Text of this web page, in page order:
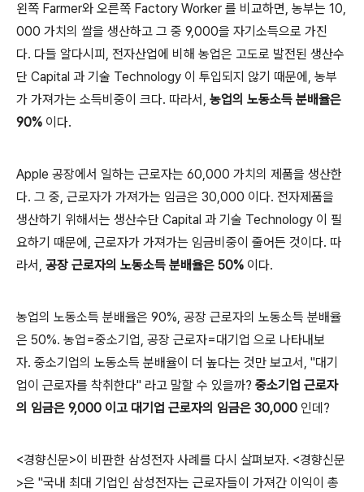
왼쪽 Farmer와 오른쪽 Factory Worker 를 비교하면, 농부는 10,
000 가치의 쌀을 생산하고 그 중 9,000을 자기소득으로 가진
다. 다들 알다시피, 전자산업에 비해 농업은 고도로 발전된 생산수
단 Capital 과 기술 Technology 이 투입되지 않기 때문에, 농부
가 가져가는 소득비중이 크다. 따라서, 농업의 노동소득 분배율은
90% 이다.
Apple 공장에서 일하는 근로자는 60,000 가치의 제품을 생산한
다. 그 중, 근로자가 가져가는 임금은 30,000 이다. 전자제품을
생산하기 위해서는 생산수단 Capital 과 기술 Technology 이 필
요하기 때문에, 근로자가 가져가는 임금비중이 줄어든 것이다. 따
라서, 공장 근로자의 노동소득 분배율은 50% 이다.
농업의 노동소득 분배율은 90%, 공장 근로자의 노동소득 분배율
은 50%. 농업=중소기업, 공장 근로자=대기업 으로 나타내보
자. 중소기업의 노동소득 분배율이 더 높다는 것만 보고서, "대기
업이 근로자를 착취한다" 라고 말할 수 있을까? 중소기업 근로자
의 임금은 9,000 이고 대기업 근로자의 임금은 30,000 인데?
<경향신문>이 비판한 삼성전자 사례를 다시 살펴보자. <경향신문
>은 "국내 최대 기업인 삼성전자는 근로자들이 가져간 이익이 총